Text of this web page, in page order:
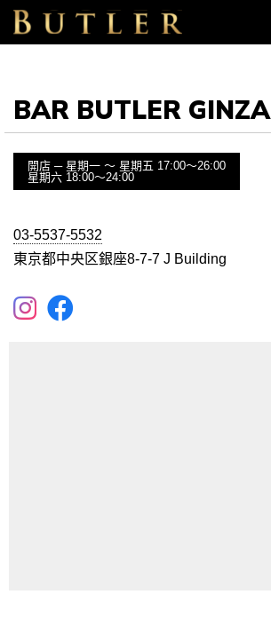
BAR BUTLER GINZA
開店 ─ 星期一 〜 星期五 17:00〜26:00
星期六 18:00〜24:00
03-5537-5532
東京都中央区銀座8-7-7 J Building